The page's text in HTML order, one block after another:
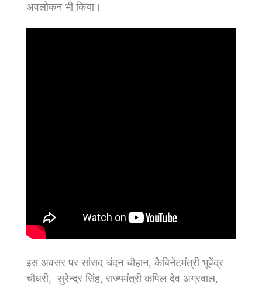
अवलोकन भी किया।
इस‌ अवसर पर सांसद चंदन चौहान, केैबिनेटमंत्री भूपेंद्र
चौधरी, सुरेन्द्र सिंह, राज्यमंत्री कपिल देव अग्रवाल,